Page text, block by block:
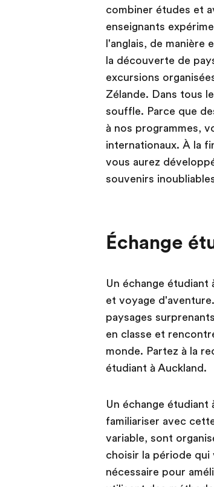
combiner études et
enseignants
l'anglais, de manière
la découverte de
excursions
Zélande. Dans tous
souffle. Parce que
à nos programmes,
internationaux. À la
vous aurez
souvenirs
Échange
Un échange étudiant
et voyage
paysages
en classe et
monde. Partez à la
étudiant à Auckland.
Un échange étudiant
familiariser avec
variable, sont
choisir la période
nécessaire pour